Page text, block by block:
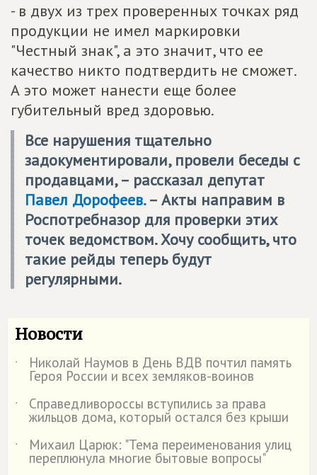
- в двух из трех проверенных точках ряд
продукции не имел маркировки
"Честный знак", а это значит, что ее
качество никто подтвердить не сможет.
А это может нанести еще более
губительный вред здоровью.
Все нарушения тщательно
задокументировали, провели беседы с
продавцами, – рассказал депутат
Павел Дорофеев.– Акты направим в
Роспотребназор для проверки этих
точек ведомством. Хочу сообщить, что
такие рейды теперь будут
регулярными.
Новости
˙ Николай Наумов в День ВДВ почтил память
Героя России и всех земляков-воинов
˙
Справедливороссы вступились за права
жильцов дома, который остался без крыши
˙
Михаил Царюк: "Тема переименования улиц
переплюнула многие бытовые вопросы"